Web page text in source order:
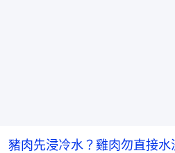
豬肉先浸冷水？雞肉勿直接